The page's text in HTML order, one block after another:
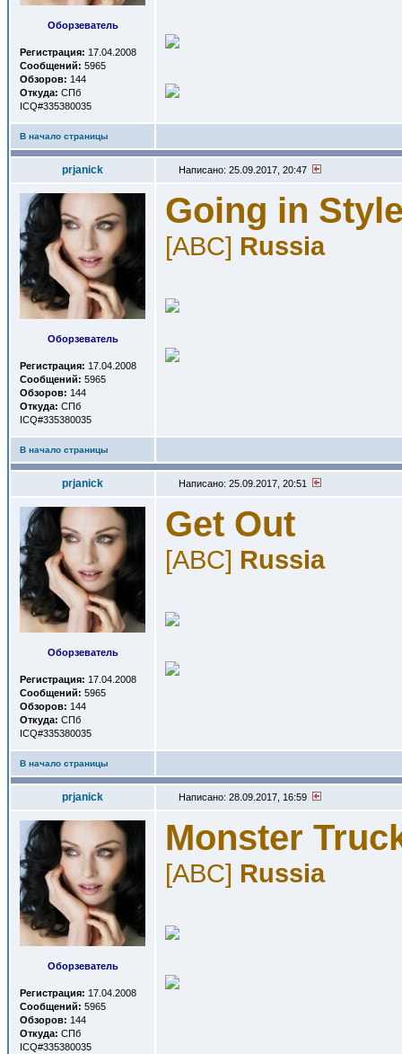
Оборзеватель
Регистрация: 17.04.2008
Сообщений: 5965
Обзоров: 144
Откуда: СПб
ICQ#335380035
В начало страницы
prjanick Написано: 25.09.2017, 20:47
Оборзеватель
Регистрация: 17.04.2008
Сообщений: 5965
Обзоров: 144
Откуда: СПб
ICQ#335380035
Going in
[ABC] Russia
В начало страницы
prjanick Написано: 25.09.2017, 20:51
Оборзеватель
Регистрация: 17.04.2008
Сообщений: 5965
Обзоров: 144
Откуда: СПб
ICQ#335380035
Get Out
[ABC] Russia
В начало страницы
prjanick Написано: 28.09.2017, 16:59
Оборзеватель
Регистрация: 17.04.2008
Сообщений: 5965
Обзоров: 144
Откуда: СПб
ICQ#335380035
Monster
[ABC] Russia